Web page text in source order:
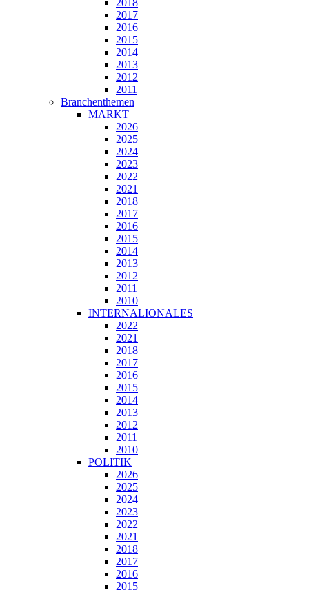
2018
2017
2016
2015
2014
2013
2012
2011
Branchenthemen
MARKT
2026
2025
2024
2023
2022
2021
2018
2017
2016
2015
2014
2013
2012
2011
2010
INTERNALIONALES
2022
2021
2018
2017
2016
2015
2014
2013
2012
2011
2010
POLITIK
2026
2025
2024
2023
2022
2021
2018
2017
2016
2015